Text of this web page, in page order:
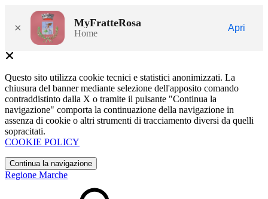
× MyFratteRosa
Home
Apri
Questo sito utilizza cookie tecnici e statistici anonimizzati. La
chiusura del banner mediante selezione dell'apposito comando
contraddistinto dalla X o tramite il pulsante "Continua la
navigazione" comporta la continuazione della navigazione in
assenza di cookie o altri strumenti di tracciamento diversi da quelli
sopracitati.
COOKIE POLICY
Continua la navigazione
Regione Marche